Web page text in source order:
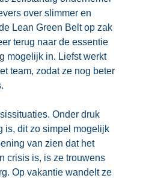
over slimmer en
Lean Green Belt op zak
terug naar de essentie
mogelijk in. Liefst werkt
team, zodat ze nog beter
Onder druk
is, dit zo simpel mogelijk
van zien dat het
crisis is, is ze trouwens
Op vakantie wandelt ze